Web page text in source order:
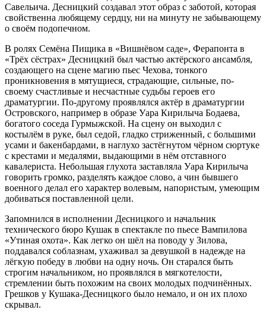
Савельича. Десницкий создавал этот образ с заботой, которая
свойственна любящему сердцу, ни на минуту не забывающему
о своём подопечном.
В ролях Семёна Пищика в «Вишнёвом саде», Ферапонта в
«Трёх сёстрах» Десницкий был частью актёрского ансамбля,
создающего на сцене магию пьес Чехова, тонкого
проникновения в мятущиеся, страдающие, сильные, по-
своему счастливые и несчастные судьбы героев его
драматургии. По-другому проявлялся актёр в драматургии
Островского, например в образе Уара Кирилыча Бодаева,
богатого соседа Гурмыжской. На сцену он выходил с
костылём в руке, был седой, гладко стриженный, с большими
усами и бакенбардами, в наглухо застёгнутом чёрном сюртуке
с крестами и медалями, выдающими в нём отставного
кавалериста. Небольшая глухота заставляла Уара Кирилыча
говорить громко, разделять каждое слово, а чин бывшего
военного делал его характер волевым, напористым, умеющим
добиваться поставленной цели.
Запомнился в исполнении Десницкого и начальник
технического бюро Кушак в спектакле по пьесе Вампилова
«Утиная охота». Как легко он шёл на поводу у Зилова,
поддавался соблазнам, ухаживал за девушкой в надежде на
лёгкую победу в любви на одну ночь. Он старался быть
строгим начальником, но проявлялся в мягкотелости,
стремлении быть похожим на своих молодых подчинённых.
Грешков у Кушака-Десницкого было немало, и он их плохо
скрывал.